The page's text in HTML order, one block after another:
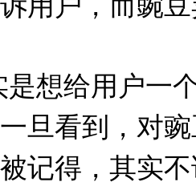
想给用户一
旦看到，对
记得，其实